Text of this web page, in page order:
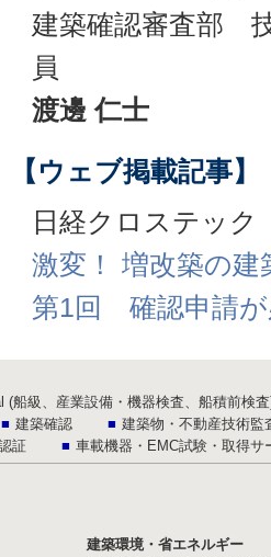
建築確認審査部
員
渡邊 仁士
【ウェブ掲載記事】
日経クロステック
激変！ 増改築の建
第1回 確認申請が
(船級、産業設備・機器検査、船積前検
建築確認
建築物・不動産技術監
証
車載機器・EMC試験・取得サ
建築環境・省エネルギー